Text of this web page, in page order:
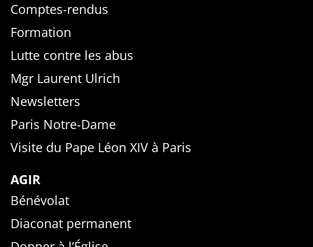
Comptes-rendus
Formation
Lutte contre les abus
Mgr Laurent Ulrich
Newsletters
Paris Notre-Dame
Visite du Pape Léon XIV à Paris
AGIR
Bénévolat
Diaconat permanent